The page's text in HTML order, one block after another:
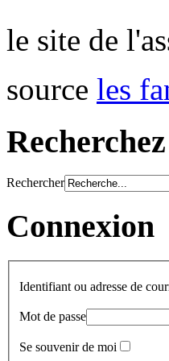
le site de
source les
Rechercher
Connexion
Identifiant ou adresse de
Mot de passe
Se souvenir de moi